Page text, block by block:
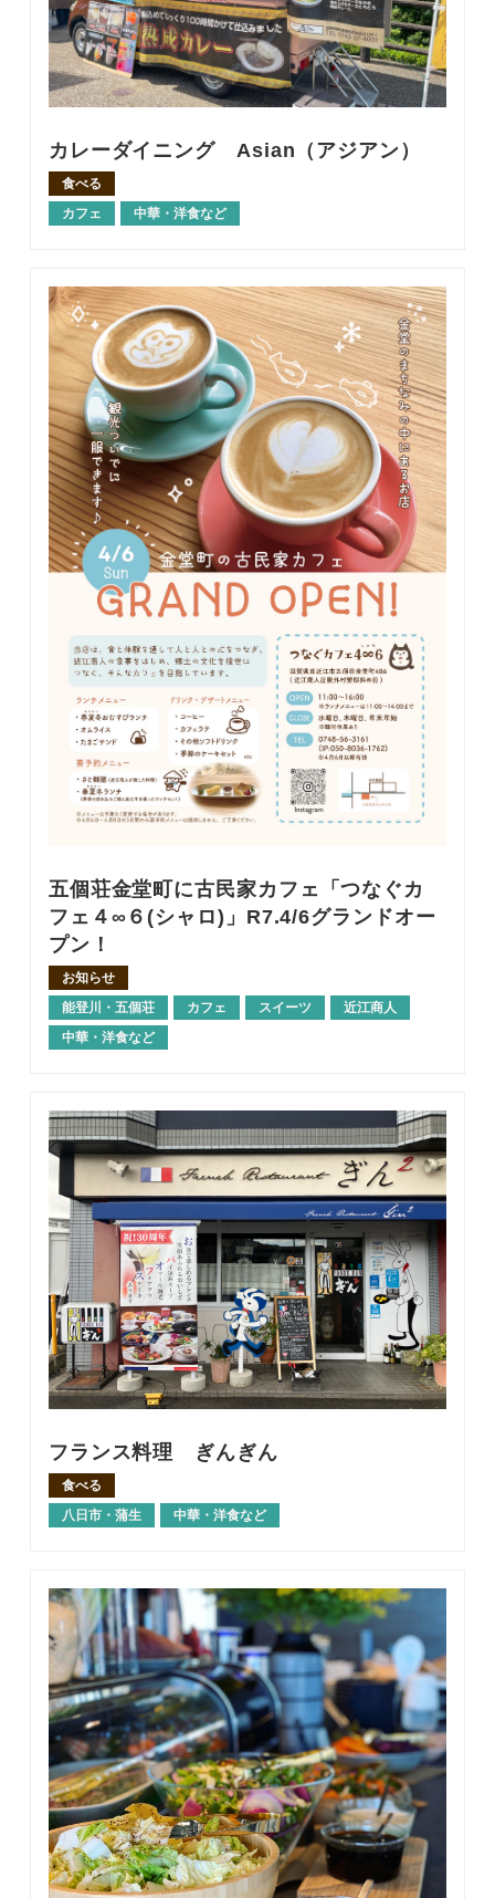
カレーダイニング Asian（アジアン）
食べる
カフェ
中華・洋食など
五個荘金堂町に古民家カフェ「つなぐカ
フェ４∞６(シャロ)」R7.4/6グランドオー
プン！
お知らせ
能登川・五個荘
カフェ スイーツ
近江商人
中華・洋食など
フランス料理 ぎんぎん
食べる
八日市・蒲生
中華・洋食など